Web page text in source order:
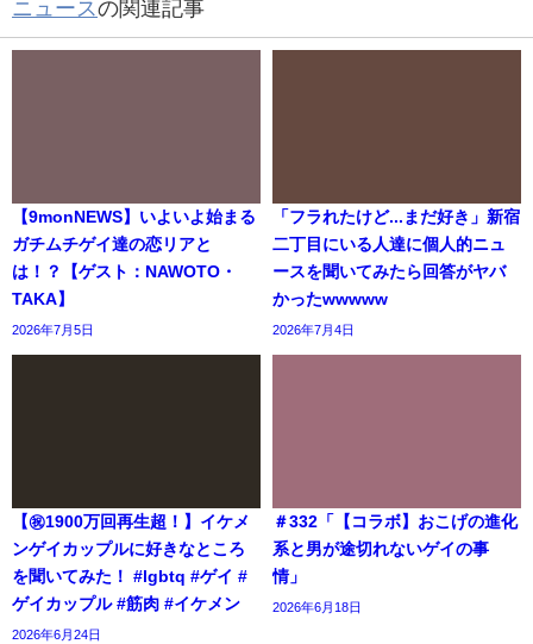
ニュースの関連記事
【9monNEWS】いよいよ始まる
ガチムチゲイ達の恋リアと
は！？【ゲスト：NAWOTO・
TAKA】
2026年7月5日
「フラれたけど...まだ好き」新宿
二丁目にいる人達に個人的ニュ
ースを聞いてみたら回答がヤバ
かったwwwww
2026年7月4日
【㊗️1900万回再生超！】イケメ
ンゲイカップルに好きなところ
を聞いてみた！ #lgbtq #ゲイ #
ゲイカップル #筋肉 #イケメン
2026年6月24日
＃332「【コラボ】おこげの進化
系と男が途切れないゲイの事
情」
2026年6月18日